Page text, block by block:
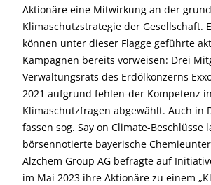
Aktionäre eine Mitwirkung an der
Klimaschutzstrategie der Gesellschaft.
können unter dieser Flagge geführte
Kampagnen bereits vorweisen: Drei
Verwaltungsrats des Erdölkonzerns
2021 aufgrund fehlen-der Kompetenz in
Klimaschutzfragen abgewählt. Auch in
fassen sog. Say on Climate-Beschlüsse
börsennotierte bayerische
Alzchem Group AG befragte auf
im Mai 2023 ihre Aktionäre zu einem